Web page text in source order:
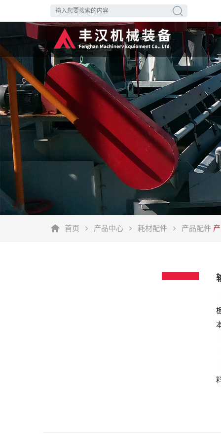
首页 产品中心 耗材配件 产品配件